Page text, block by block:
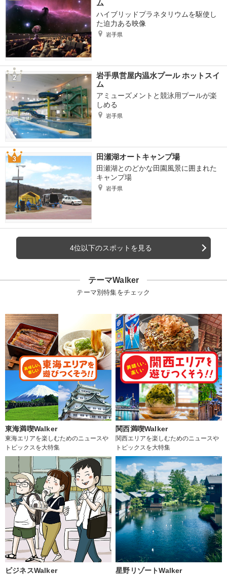
ム
ハイブリッドプラネタリウムを駆使し
た迫力ある映像
岩手県
岩手県営屋内温水プール ホットスイ
ム
アミューズメントと競泳用プールが楽
しめる
岩手県
田瀬湖オートキャンプ場
田瀬湖とのどかな田園風景に囲まれた
キャンプ場
岩手県
4位以下のスポットを見る
テーマWalker
テーマ別特集をチェック
東海満喫Walker
東海エリアを楽しむためのニュースや
トピックスを大特集
関西満喫Walker
関西エリアを楽しむためのニュースや
トピックスを大特集
ビジネスWalker 星野リゾートWalker